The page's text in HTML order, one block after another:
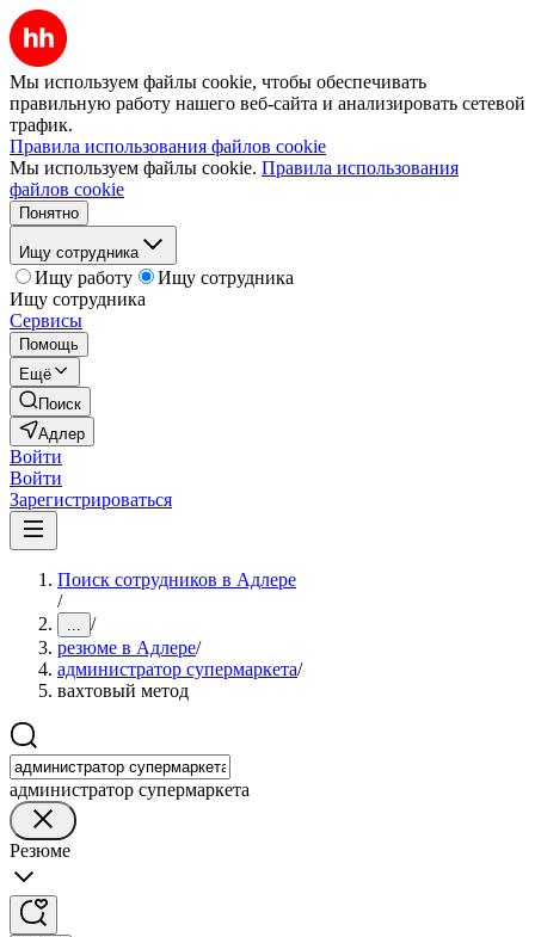
Мы используем файлы cookie, чтобы обеспечивать
правильную работу нашего веб-сайта и анализировать сетевой
трафик.
Правила использования файлов cookie
Мы используем файлы cookie. Правила использования
файлов cookie
Понятно
Ищу сотрудника
Ищу работу
Ищу сотрудника
Ищу сотрудника
Сервисы
Помощь
Ещё
Поиск
Адлер
Войти
Войти
Зарегистрироваться
Поиск сотрудников в Адлере
/
... /
резюме в Адлере/
администратор супермаркета/
вахтовый метод
администратор супермаркета
Резюме